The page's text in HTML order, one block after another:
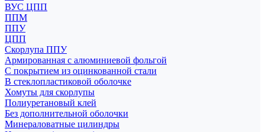
ВУС ЦПП
ППМ
ППУ
ЦПП
Скорлупа ППУ
Армированная с алюминиевой фольгой
С покрытием из оцинкованной стали
В стеклопластиковой оболочке
Хомуты для скорлупы
Полиуретановый клей
Без дополнительной оболочки
Минераловатные цилиндры